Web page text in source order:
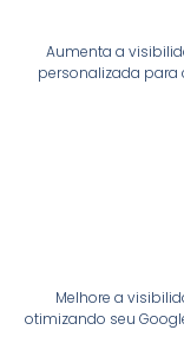
Aumenta a
personalizada para
Melhore a
otimizando seu